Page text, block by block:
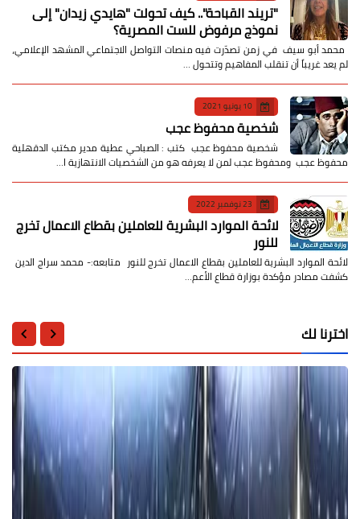
​"تريند القباحة".. كيف تحولت "هايدي زيدان" إلى
نموذج مرفوض للست المصرية؟
​ محمد أبو سيف ​في زمن تصدّرت فيه منصات التواصل الاجتماعي المشهد الإعلامي،
لم يعد غريباً أن تنقلب المفاهيم وتتحول …
10 يونيو 2021
شخصية محفوظ عجب
شخصية محفوظ عجب كتب : الصباحي عطية مدير مكتب الدقهلية
محفوظ عجب ومحفوظ عجب لمن لا يعرفه هو من الشخصيات الانتهازية ا…
23 نوفمبر 2022
لائحة الموارد البشرية للعاملين بقطاع الاعمال تخرج
للنور
لائحة الموارد البشرية للعاملين بقطاع الاعمال تخرج للنور متابعه:- محمد سراج الدين
كشفت مصادر مؤكدة بوزارة قطاع الأعم…
اخترنا لك